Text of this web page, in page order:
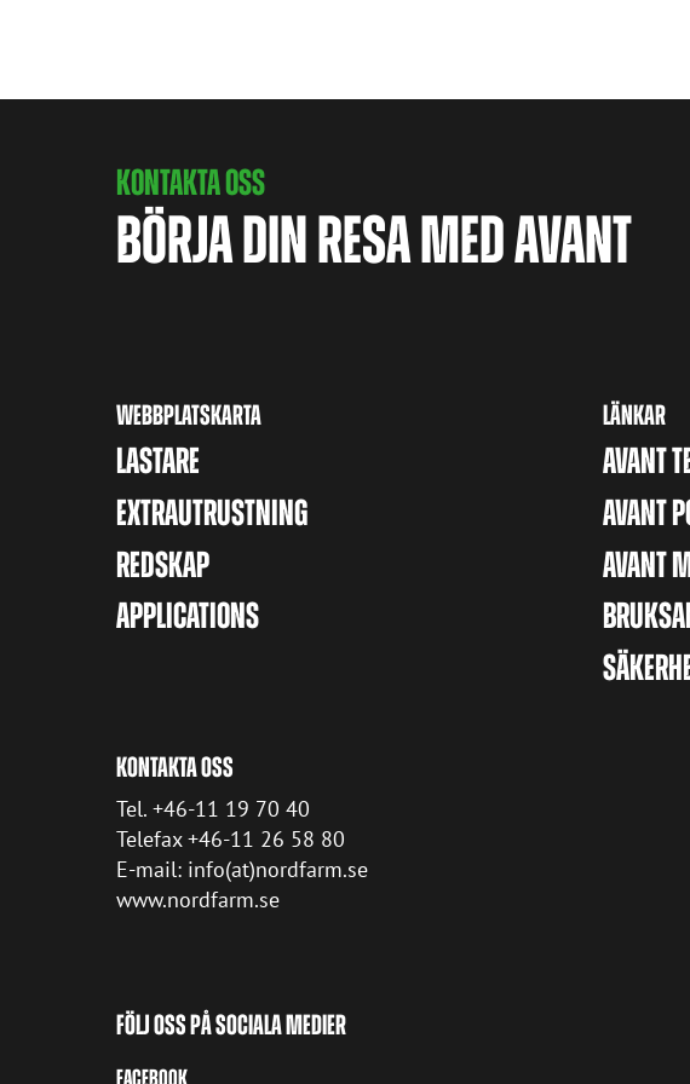
KONTAKTA OSS
BÖRJA DIN RESA MED AVANT
WEBBPLATSKARTA
LASTARE
EXTRAUTRUSTNING
REDSKAP
APPLICATIONS
LÄNKAR
AVANT
AVANT
AVANT
KONTAKTA OSS
Tel. +46-11 19 70 40
Telefax +46-11 26 58 80
E-mail: info(at)nordfarm.se
www.nordfarm.se
FÖLJ OSS PÅ SOCIALA MEDIER
FACEBOOK